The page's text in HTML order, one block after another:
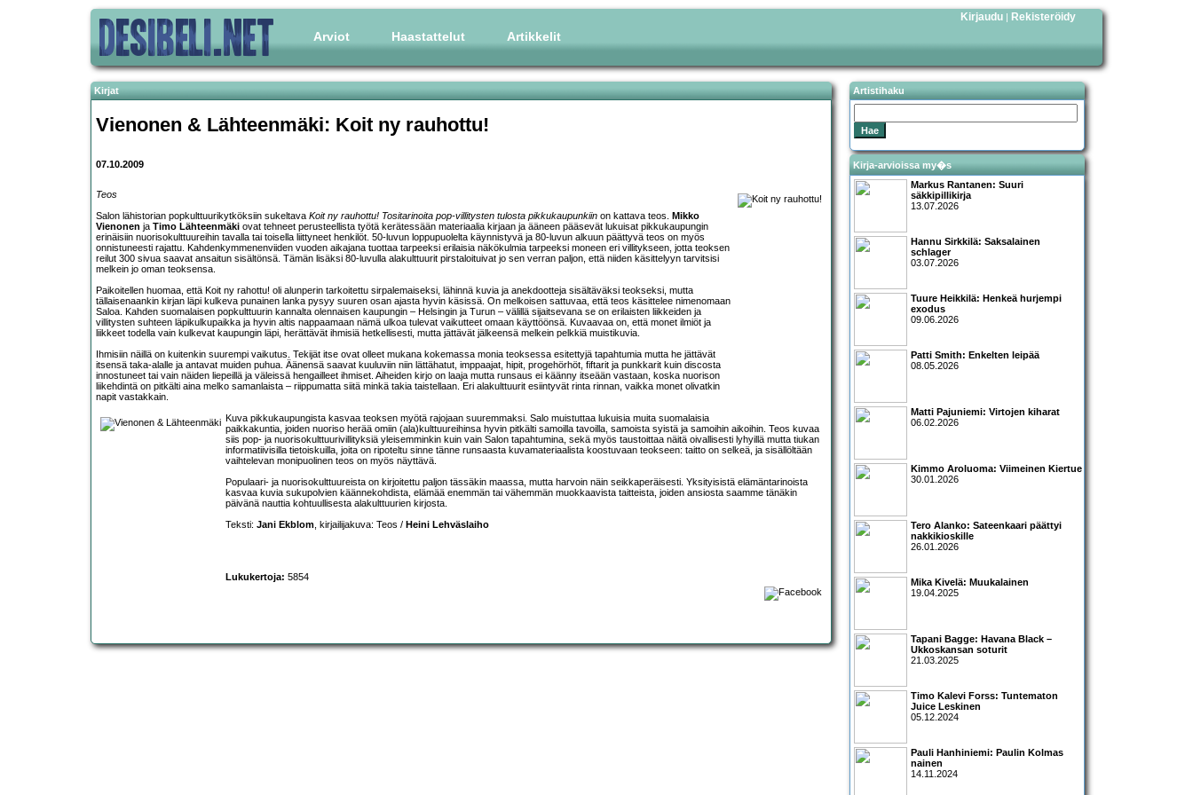
Arviot Haastattelut Artikkelit
Kirjaudu | Rekisteröidy
Kirjat
Vienonen & Lähteenmäki: Koit ny rauhottu!
07.10.2009
Teos
Salon lähistorian popkulttuurikytköksiin sukeltava Koit ny rauhottu! Tositarinoita pop-villitysten tulosta pikkukaupunkiin on kattava teos. Mikko
Vienonen ja Timo Lähteenmäki ovat tehneet perusteellista työtä kerätessään materiaalia kirjaan ja ääneen pääsevät lukuisat pikkukaupungin
erinäisiin nuorisokulttuureihin tavalla tai toisella liittyneet henkilöt. 50-luvun loppupuolelta käynnistyvä ja 80-luvun alkuun päättyvä teos on myös
onnistuneesti rajattu. Kahdenkymmenenviiden vuoden aikajana tuottaa tarpeeksi erilaisia näkökulmia tarpeeksi moneen eri villitykseen, jotta teoksen
reilut 300 sivua saavat ansaitun sisältönsä. Tämän lisäksi 80-luvulla alakulttuurit pirstaloituivat jo sen verran paljon, että niiden käsittelyyn tarvitsisi
melkein jo oman teoksensa.
Paikoitellen huomaa, että Koit ny rahottu! oli alunperin tarkoitettu sirpalemaiseksi, lähinnä kuvia ja anekdootteja sisältäväksi teokseksi, mutta
tällaisenaankin kirjan läpi kulkeva punainen lanka pysyy suuren osan ajasta hyvin käsissä. On melkoisen sattuvaa, että teos käsittelee nimenomaan
Saloa. Kahden suomalaisen popkulttuurin kannalta olennaisen kaupungin – Helsingin ja Turun – välillä sijaitsevana se on erilaisten liikkeiden ja
villitysten suhteen läpikulkupaikka ja hyvin altis nappaamaan nämä ulkoa tulevat vaikutteet omaan käyttöönsä. Kuvaavaa on, että monet ilmiöt ja
liikkeet todella vain kulkevat kaupungin läpi, herättävät ihmisiä hetkellisesti, mutta jättävät jälkeensä melkein pelkkiä muistikuvia.
Ihmisiin näillä on kuitenkin suurempi vaikutus. Tekijät itse ovat olleet mukana kokemassa monia teoksessa esitettyjä tapahtumia mutta he jättävät
itsensä taka-alalle ja antavat muiden puhua. Äänensä saavat kuuluviin niin lättähatut, imppaajat, hipit, progehörhöt, fiftarit ja punkkarit kuin discosta
innostuneet tai vain näiden liepeillä ja väleissä hengailleet ihmiset. Aiheiden kirjo on laaja mutta runsaus ei käänny itseään vastaan, koska nuorison
liikehdintä on pitkälti aina melko samanlaista – riippumatta siitä minkä takia taistellaan. Eri alakulttuurit esiintyvät rinta rinnan, vaikka monet olivatkin
napit vastakkain.
Kuva pikkukaupungista kasvaa teoksen myötä rajojaan suuremmaksi. Salo muistuttaa lukuisia muita suomalaisia
paikkakuntia, joiden nuoriso herää omiin (ala)kulttuureihinsa hyvin pitkälti samoilla tavoilla, samoista syistä ja samoihin aikoihin. Teos kuvaa
siis pop- ja nuorisokulttuurivillityksiä yleisemminkin kuin vain Salon tapahtumina, sekä myös taustoittaa näitä oivallisesti lyhyillä mutta tiukan
informatiivisilla tietoiskuilla, joita on ripoteltu sinne tänne runsaasta kuvamateriaalista koostuvaan teokseen: taitto on selkeä, ja sisällöltään
vaihtelevan monipuolinen teos on myös näyttävä.
Populaari- ja nuorisokulttuureista on kirjoitettu paljon tässäkin maassa, mutta harvoin näin seikkaperäisesti. Yksityisistä elämäntarinoista
kasvaa kuvia sukupolvien käännekohdista, elämää enemmän tai vähemmän muokkaavista taitteista, joiden ansiosta saamme tänäkin
päivänä nauttia kohtuullisesta alakulttuurien kirjosta.
Teksti: Jani Ekblom, kirjailijakuva: Teos / Heini Lehväslaiho
Lukukertoja: 5854
Artistihaku
Kirja-arvioissa my�s
Markus Rantanen: Suuri
säkkipillikirja
13.07.2026
Hannu Sirkkilä: Saksalainen
schlager
03.07.2026
Tuure Heikkilä: Henkeä hurjempi
exodus
09.06.2026
Patti Smith: Enkelten leipää
08.05.2026
Matti Pajuniemi: Virtojen kiharat
06.02.2026
Kimmo Aroluoma: Viimeinen Kiertue
30.01.2026
Tero Alanko: Sateenkaari päättyi
nakkikioskille
26.01.2026
Mika Kivelä: Muukalainen
19.04.2025
Tapani Bagge: Havana Black –
Ukkoskansan soturit
21.03.2025
Timo Kalevi Forss: Tuntematon
Juice Leskinen
05.12.2024
Pauli Hanhiniemi: Paulin Kolmas
nainen
14.11.2024